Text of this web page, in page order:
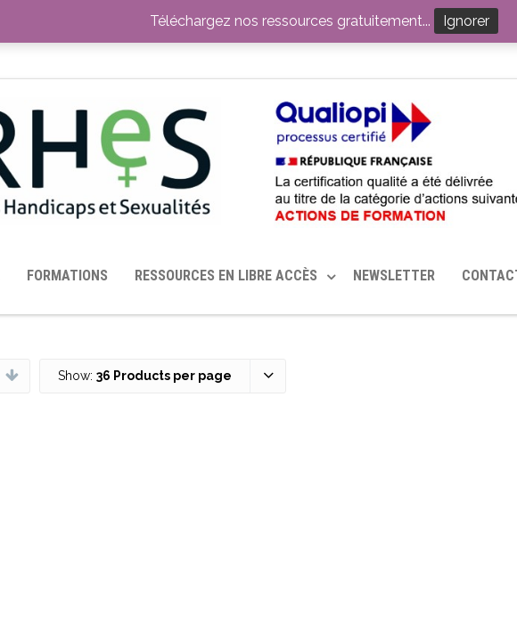
MISES À DISPOSITION PAR LE CERHES® FRANCE OUTILS EN SANTÉ SEXUELLE
FORMATIONS RESSOURCES EN LIBRE ACCÈS NEWSLETTER
Show: 36 Products per page
Téléchargez nos ressources gratuitement... Ignorer